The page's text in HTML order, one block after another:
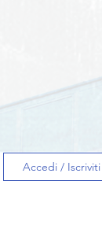
Accedi / Iscriviti